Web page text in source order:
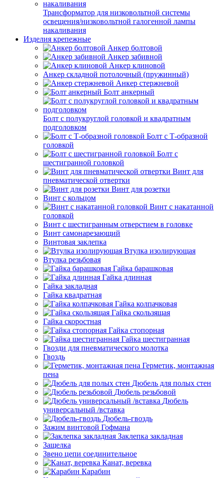
Трансформатор для низковольтной системы
освещения/низковольтной галогенной лампы
накаливания
Изделия крепежные
Анкер болтовой
Анкер забивной
Анкер клиновой
Анкер складной потолочный (пружинный)
Анкер стержневой
Болт анкерный
Болт с полукруглой головкой и квадратным
подголовком
Болт с Т-образной
головкой
Болт с
шестигранной головкой
Винт для
пневматической отвертки
Винт для розетки
Винт с кольцом
Винт с накатанной
головкой
Винт с шестигранным отверстием в головке
Винт самонарезающий
Винтовая заклепка
Втулка изолирующая
Втулка резьбовая
Гайка барашковая
Гайка длинная
Гайка закладная
Гайка квадратная
Гайка колпачковая
Гайка скользящая
Гайка скоростная
Гайка стопорная
Гайка шестигранная
Гвозди для пневматического молотка
Гвоздь
Герметик, монтажная
пена
Дюбель для полых стен
Дюбель резьбовой
Дюбель
универсальный /вставка
Дюбель-гвоздь
Зажим винтовой Гофмана
Заклепка закладная
Защелка
Звено цепи соединительное
Канат, веревка
Карабин